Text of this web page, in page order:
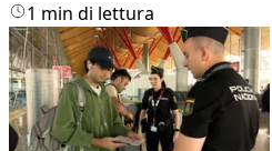
1 min di lettura